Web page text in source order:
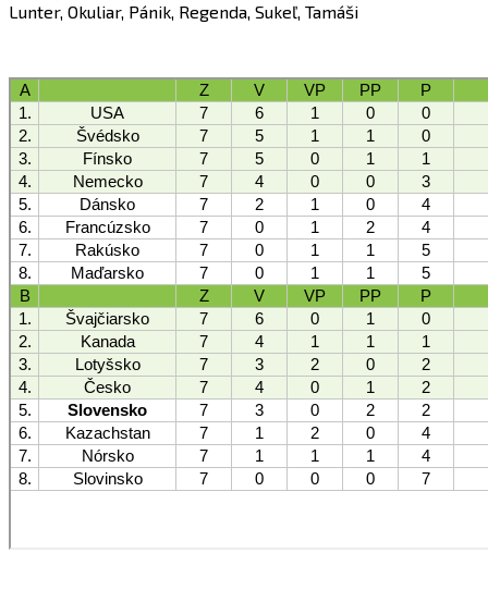
Lunter, Okuliar, Pánik, Regenda, Sukeľ, Tamáši